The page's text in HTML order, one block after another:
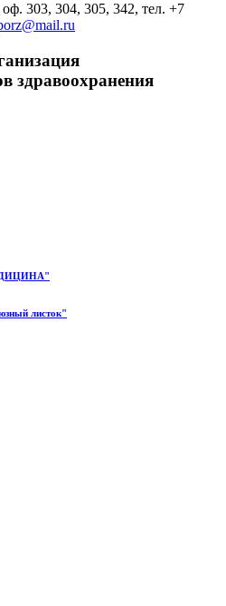
303, 304, 305, 342, тел. +7
здравоохранения
листок"